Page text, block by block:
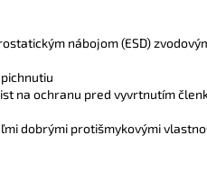
nábojom (ESD)
na ochranu pred vyvrtnutím
dobrými protišmykovými